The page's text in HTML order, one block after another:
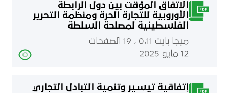
الاتفاق المؤقت بين دول الرابطة
الأوروبية للتجارة الحرة ومنظمة التحرير
الفلسطينية لمصلحة السلطة
الفلسطينية
ميجا بايت 0٫11 ، 19 الصفحات
12 مايو 2025
إتفاقية تيسير وتنمية التبادل التجاري